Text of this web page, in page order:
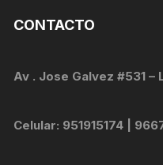
CONTACTO
Av . Jose Galvez #531 –
Celular: 951915174 |